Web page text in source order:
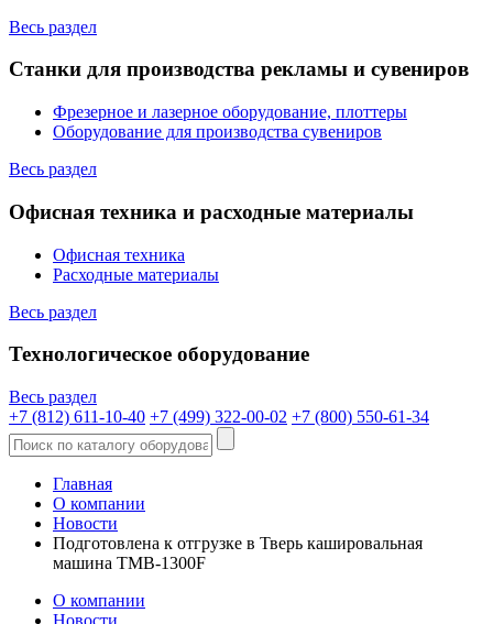
Весь раздел
Станки для производства рекламы и сувениров
Фрезерное и лазерное оборудование, плоттеры
Оборудование для производства сувениров
Весь раздел
Офисная техника и расходные материалы
Офисная техника
Расходные материалы
Весь раздел
Технологическое оборудование
Весь раздел
+7 (812) 611-10-40 +7 (499) 322-00-02 +7 (800) 550-61-34
Главная
О компании
Новости
Подготовлена к отгрузке в Тверь кашировальная
машина ТМB-1300F
О компании
Новости